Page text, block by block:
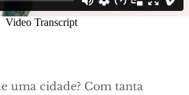
uma cidade? Com tanta